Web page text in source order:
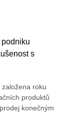
s
roku
produktů
konečným